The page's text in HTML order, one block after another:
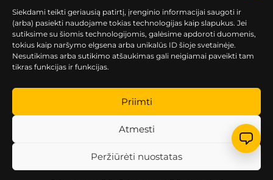
Siekdami teikti geriausią patirtį, įrenginio informacijai saugoti ir
(arba) pasiekti naudojame tokias technologijas kaip slapukus. Jei
sutiksime su šiomis technologijomis, galėsime apdoroti duomenis,
tokius kaip naršymo elgsena arba unikalūs ID šioje svetainėje.
Nesutikimas arba sutikimo atšaukimas gali neigiamai paveikti tam
tikras funkcijas ir funkcijas.
Priimti
Atmesti
Peržiūrėti nuostatas
Galimi mokėjimo būdai
INTERNETINĖ PARDUOTUVĖ
PIRKĖJAMS